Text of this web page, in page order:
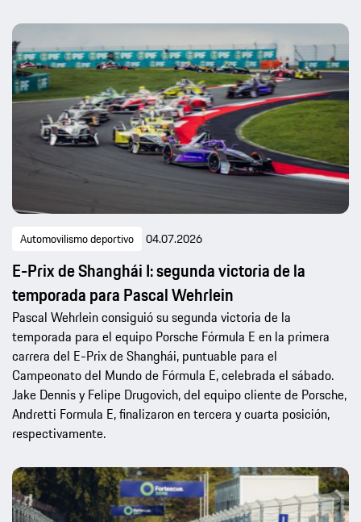
Automovilismo deportivo 04.07.2026
E-Prix de Shanghái I: segunda victoria de la
temporada para Pascal Wehrlein
Pascal Wehrlein consiguió su segunda victoria de la
temporada para el equipo Porsche Fórmula E en la primera
carrera del E-Prix de Shanghái, puntuable para el
Campeonato del Mundo de Fórmula E, celebrada el sábado.
Jake Dennis y Felipe Drugovich, del equipo cliente de Porsche,
Andretti Formula E, finalizaron en tercera y cuarta posición,
respectivamente.